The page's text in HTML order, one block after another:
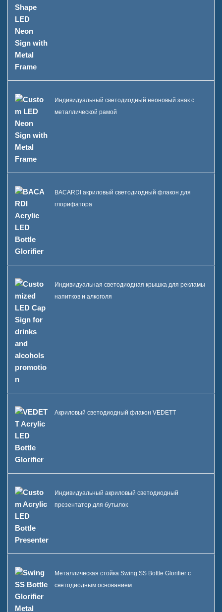
Индивидуальный светодиодный неоновый знак с
металлической рамой
BACARDI акриловый светодиодный флакон для
глорифатора
Индивидуальная светодиодная крышка для рекламы
напитков и алкоголя
Акриловый светодиодный флакон VEDETT
Индивидуальный акриловый светодиодный
презентатор для бутылок
Металлическая стойка Swing SS Bottle Glorifier с
светодиодным основанием